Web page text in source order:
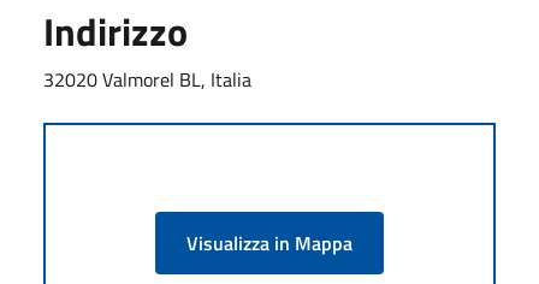
Indirizzo
32020 Valmorel BL, Italia
Visualizza in Mappa